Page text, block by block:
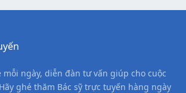
mỗi ngày, diễn đàn tư vấn giúp cho cuộc
ghé thăm Bác sỹ trực tuyến hàng ngày